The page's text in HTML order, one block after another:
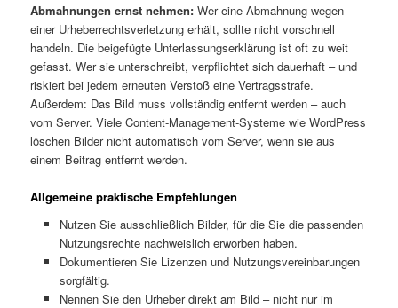
Abmahnungen ernst nehmen: Wer eine Abmahnung wegen
einer Urheberrechtsverletzung erhält, sollte nicht vorschnell
handeln. Die beigefügte Unterlassungserklärung ist oft zu weit
gefasst. Wer sie unterschreibt, verpflichtet sich dauerhaft – und
riskiert bei jedem erneuten Verstoß eine Vertragsstrafe.
Außerdem: Das Bild muss vollständig entfernt werden – auch
vom Server. Viele Content-Management-Systeme wie WordPress
löschen Bilder nicht automatisch vom Server, wenn sie aus
einem Beitrag entfernt werden.
Allgemeine praktische Empfehlungen
Nutzen Sie ausschließlich Bilder, für die Sie die passenden
Nutzungsrechte nachweislich erworben haben.
Dokumentieren Sie Lizenzen und Nutzungsvereinbarungen
sorgfältig.
Nennen Sie den Urheber direkt am Bild – nicht nur im